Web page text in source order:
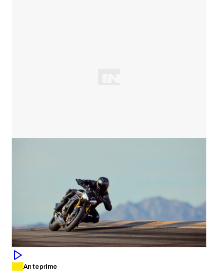
Anteprime